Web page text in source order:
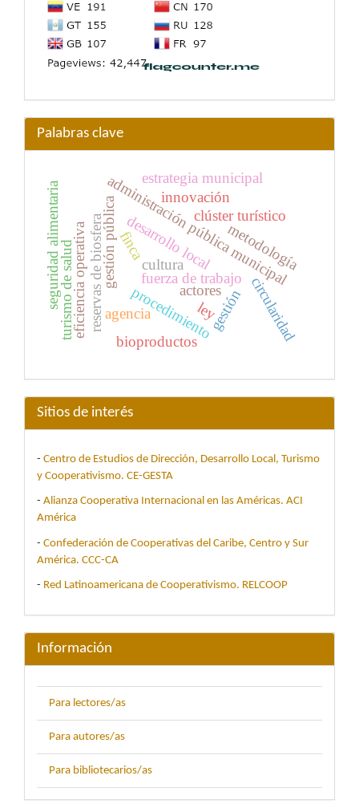
Palabras clave
administración pública municipal
desarrollo local
fuerza de trabajo
gestión pública clúster turístico
procedimientogestión
metodología
reservas de biosfera
eficiencia operativa
turismo de salud actores
cultura
agencia
estrategia municipal
circularidad
innovación
ley
bioproductos
seguridad alimentaria finca
Sitios de interés
- Centro de Estudios de Dirección, Desarrollo Local, Turismo
y Cooperativismo. CE-GESTA
- Alianza Cooperativa Internacional en las Américas. ACI
América
- Confederación de Cooperativas del Caribe, Centro y Sur
América. CCC-CA
- Red Latinoamericana de Cooperativismo. RELCOOP
Información
Para lectores/as
Para autores/as
Para bibliotecarios/as